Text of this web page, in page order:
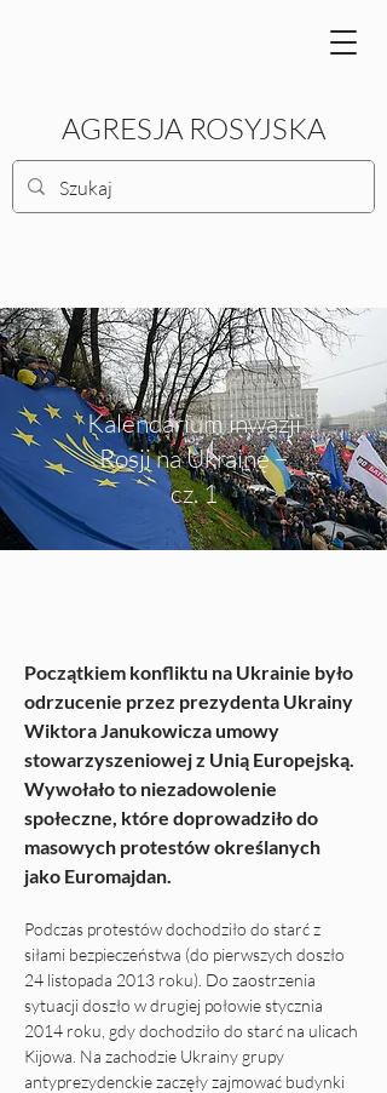
AGRESJA ROSYJSKA
Kalendarium inwazji
Rosji na Ukrainę –
cz. 1
Początkiem konfliktu na Ukrainie było
odrzucenie przez prezydenta Ukrainy
Wiktora Janukowicza umowy
stowarzyszeniowej z Unią Europejską.
Wywołało to niezadowolenie
społeczne, które doprowadziło do
masowych protestów określanych
jako Euromajdan.
Podczas protestów dochodziło do starć z
siłami bezpieczeństwa (do pierwszych doszło
24 listopada 2013 roku). Do zaostrzenia
sytuacji doszło w drugiej połowie stycznia
2014 roku, gdy dochodziło do starć na ulicach
Kijowa. Na zachodzie Ukrainy grupy
antyprezydenckie zaczęły zajmować budynki